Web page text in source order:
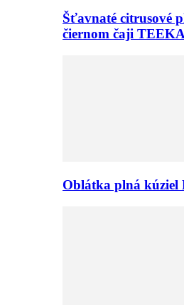
Šťavnaté citrusové
čiernom čaji
Oblátka plná kúziel